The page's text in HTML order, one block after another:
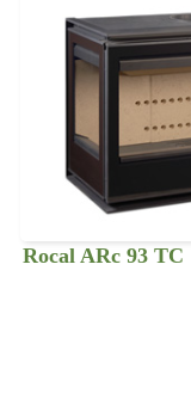
Rocal ARc 93 TC